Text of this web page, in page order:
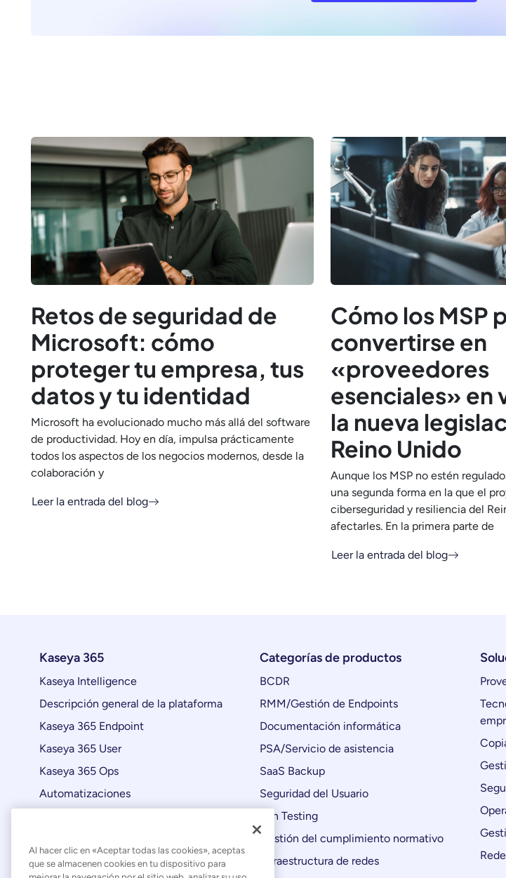
Retos de seguridad de
Microsoft: cómo
proteger tu empresa, tus
datos y tu identidad
Microsoft ha evolucionado mucho más allá del software
de productividad. Hoy en día, impulsa prácticamente
todos los aspectos de los negocios modernos, desde la
colaboración y
Leer la entrada del blog
Cómo los MSP
convertirse en
«proveedores
esenciales» en
la nueva
Reino Unido
Aunque los MSP no estén
una segunda forma en la que el
ciberseguridad y resiliencia del
afectarles. En la primera parte de
Leer la entrada del blog
Kaseya 365
Kaseya Intelligence
Descripción general de la plataforma
Kaseya 365 Endpoint
Kaseya 365 User
Kaseya 365 Ops
Automatizaciones
Categorías de productos
BCDR
RMM/Gestión de Endpoints
Documentación informática
PSA/Servicio de asistencia
SaaS Backup
Seguridad del Usuario
Pen Testing
Gestión del cumplimiento normativo
Infraestructura de redes
Al hacer clic en «Aceptar todas las cookies», aceptas
que se almacenen cookies en tu dispositivo para